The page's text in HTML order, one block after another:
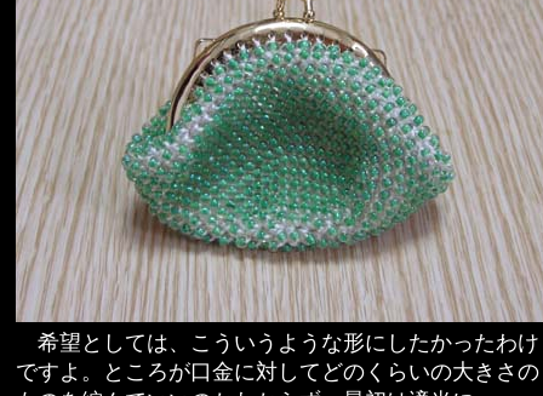
希望としては、こういうような形にしたかったわけ
ですよ。ところが口金に対してどのくらいの大きさの